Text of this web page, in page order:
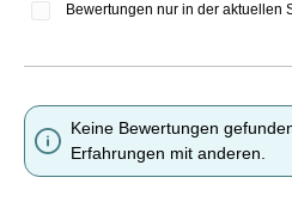
Bewertungen nur in der aktuellen
Keine Bewertungen
Erfahrungen mit anderen.